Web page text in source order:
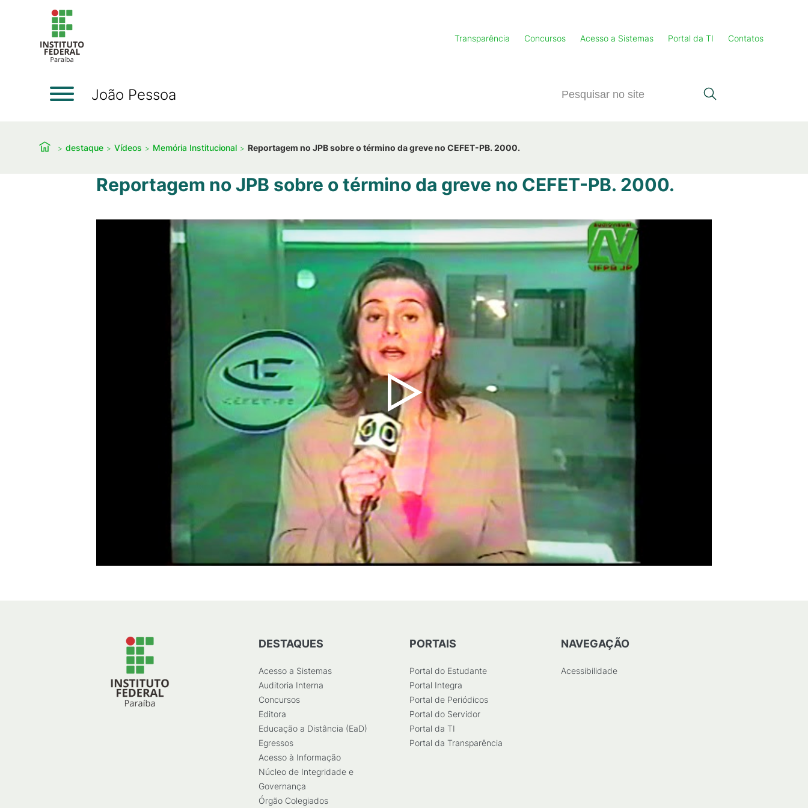
Transparência Concursos Acesso a Sistemas Portal da TI Contatos
João Pessoa
destaque Vídeos Memória Institucional Reportagem no JPB sobre o término da greve no CEFET-PB. 2000.
Reportagem no JPB sobre o término da greve no CEFET-PB. 2000.
DESTAQUES
Acesso a Sistemas
Auditoria Interna
Concursos
Editora
Educação a Distância (EaD)
Egressos
Acesso à Informação
Núcleo de Integridade e
Governança
Órgão Colegiados
PORTAIS
Portal do Estudante
Portal Integra
Portal de Periódicos
Portal do Servidor
Portal da TI
Portal da Transparência
NAVEGAÇÃO
Acessibilidade